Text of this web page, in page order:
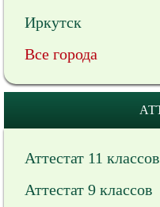
Иркутск
Все города
Аттестат 11 классов
Аттестат 9 классов